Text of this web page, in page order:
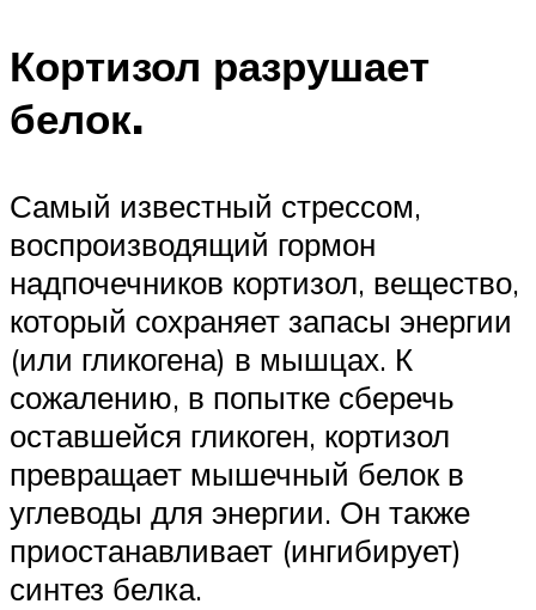
Кортизол разрушает
белок.
Самый известный стрессом,
воспроизводящий гормон
надпочечников кортизол, вещество,
который сохраняет запасы энергии
(или гликогена) в мышцах. К
сожалению, в попытке сберечь
оставшейся гликоген, кортизол
превращает мышечный белок в
углеводы для энергии. Он также
приостанавливает (ингибирует)
синтез белка.